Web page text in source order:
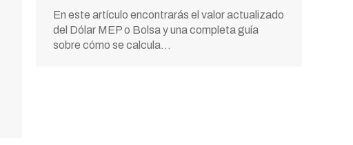
En este artículo encontrarás el valor actualizado
del Dólar MEP o Bolsa y una completa guía
sobre cómo se calcula…